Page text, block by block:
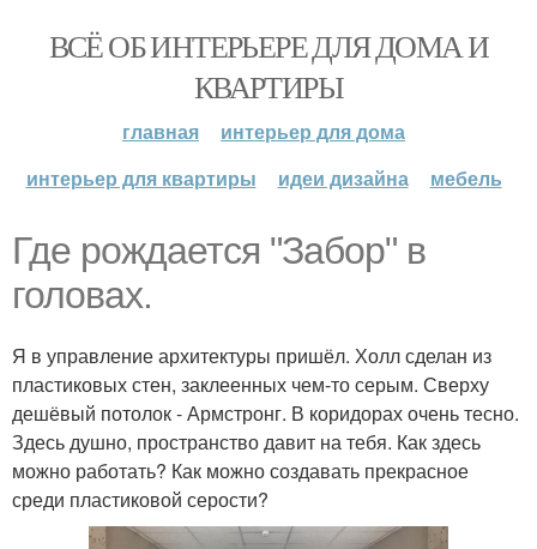
ВСЁ ОБ ИНТЕРЬЕРЕ ДЛЯ ДОМА И
КВАРТИРЫ
главная
интерьер для дома
интерьер для квартиры
идеи дизайна мебель
Где рождается "Забор" в
головах.
Я в управление архитектуры пришёл. Холл сделан из
пластиковых стен, заклеенных чем-то серым. Сверху
дешёвый потолок - Армстронг. В коридорах очень тесно.
Здесь душно, пространство давит на тебя. Как здесь
можно работать? Как можно создавать прекрасное
среди пластиковой серости?